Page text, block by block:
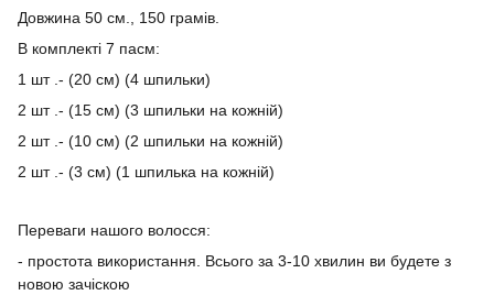
Довжина 50 см., 150 грамів.
В комплекті 7 пасм:
1 шт .- (20 см) (4 шпильки)
2 шт .- (15 см) (3 шпильки на кожній)
2 шт .- (10 см) (2 шпильки на кожній)
2 шт .- (3 см) (1 шпилька на кожній)
Переваги нашого волосся:
- простота використання. Всього за 3-10 хвилин ви будете з
новою зачіскою